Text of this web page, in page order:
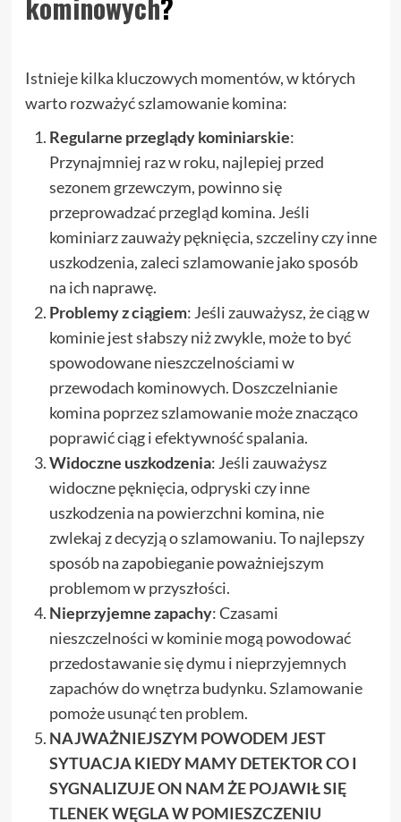
Istnieje kilka kluczowych momentów, w których
warto rozważyć szlamowanie komina:
Regularne przeglądy kominiarskie:
Przynajmniej raz w roku, najlepiej przed
sezonem grzewczym, powinno się
przeprowadzać przegląd komina. Jeśli
kominiarz zauważy pęknięcia, szczeliny czy inne
uszkodzenia, zaleci szlamowanie jako sposób
na ich naprawę.
Problemy z ciągiem: Jeśli zauważysz, że ciąg w
kominie jest słabszy niż zwykle, może to być
spowodowane nieszczelnościami w
przewodach kominowych. Doszczelnianie
komina poprzez szlamowanie może znacząco
poprawić ciąg i efektywność spalania.
Widoczne uszkodzenia: Jeśli zauważysz
widoczne pęknięcia, odpryski czy inne
uszkodzenia na powierzchni komina, nie
zwlekaj z decyzją o szlamowaniu. To najlepszy
sposób na zapobieganie poważniejszym
problemom w przyszłości.
Nieprzyjemne zapachy: Czasami
nieszczelności w kominie mogą powodować
przedostawanie się dymu i nieprzyjemnych
zapachów do wnętrza budynku. Szlamowanie
pomoże usunąć ten problem.
NAJWAŻNIEJSZYM POWODEM JEST
SYTUACJA KIEDY MAMY DETEKTOR CO I
SYGNALIZUJE ON NAM ŻE POJAWIŁ SIĘ
TLENEK WĘGLA W POMIESZCZENIU